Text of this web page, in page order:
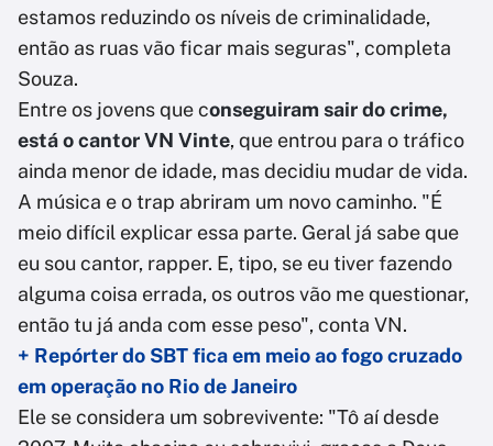
estamos reduzindo os níveis de criminalidade,
então as ruas vão ficar mais seguras", completa
Souza.
Entre os jovens que conseguiram sair do crime,
está o cantor VN Vinte, que entrou para o tráfico
ainda menor de idade, mas decidiu mudar de vida.
A música e o trap abriram um novo caminho. "É
meio difícil explicar essa parte. Geral já sabe que
eu sou cantor, rapper. E, tipo, se eu tiver fazendo
alguma coisa errada, os outros vão me questionar,
então tu já anda com esse peso", conta VN.
+ Repórter do SBT fica em meio ao fogo cruzado
em operação no Rio de Janeiro
Ele se considera um sobrevivente: "Tô aí desde